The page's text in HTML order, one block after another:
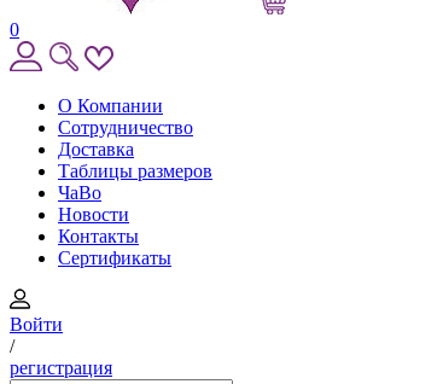
0
О Компании
Сотрудничество
Доставка
Таблицы размеров
ЧаВо
Новости
Контакты
Сертификаты
Войти
/
регистрация